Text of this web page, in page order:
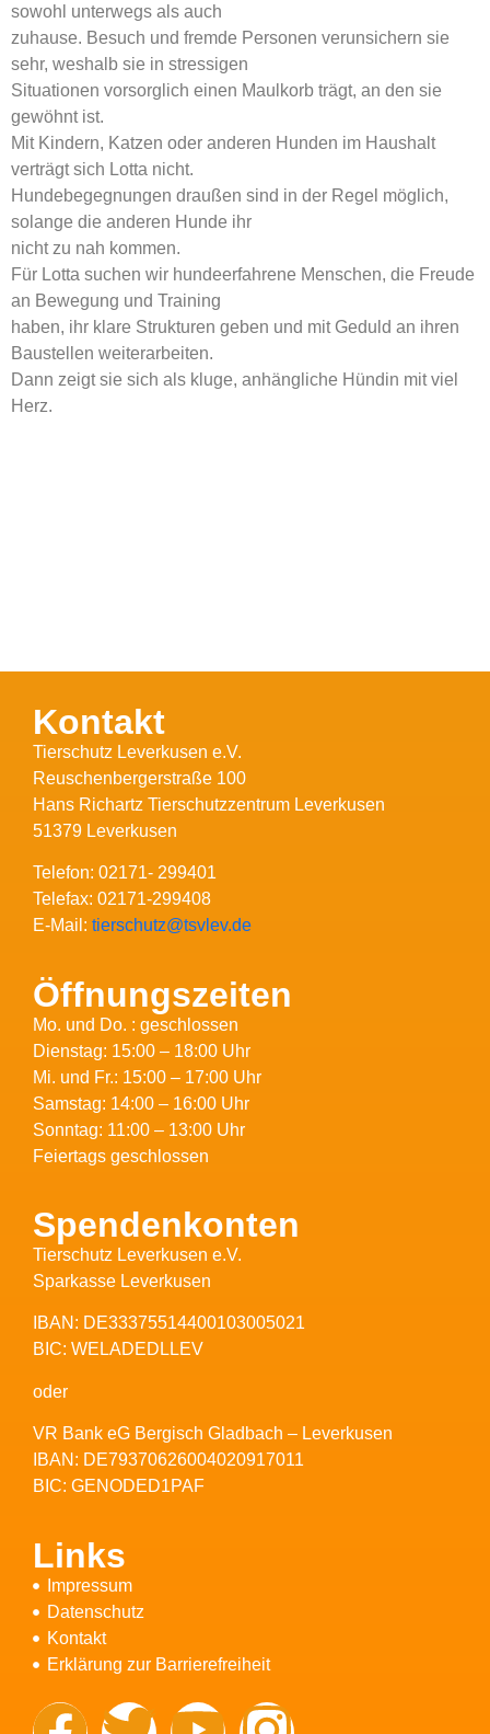
sowohl unterwegs als auch
zuhause. Besuch und fremde Personen verunsichern sie
sehr, weshalb sie in stressigen
Situationen vorsorglich einen Maulkorb trägt, an den sie
gewöhnt ist.
Mit Kindern, Katzen oder anderen Hunden im Haushalt
verträgt sich Lotta nicht.
Hundebegegnungen draußen sind in der Regel möglich,
solange die anderen Hunde ihr
nicht zu nah kommen.
Für Lotta suchen wir hundeerfahrene Menschen, die Freude
an Bewegung und Training
haben, ihr klare Strukturen geben und mit Geduld an ihren
Baustellen weiterarbeiten.
Dann zeigt sie sich als kluge, anhängliche Hündin mit viel
Herz.
Kontakt
Tierschutz Leverkusen e.V.
Reuschenbergerstraße 100
Hans Richartz Tierschutzzentrum Leverkusen
51379 Leverkusen
Telefon: 02171- 299401
Telefax: 02171-299408
E-Mail: tierschutz@tsvlev.de
Öffnungszeiten
Mo. und Do. : geschlossen
Dienstag: 15:00 – 18:00 Uhr
Mi. und Fr.: 15:00 – 17:00 Uhr
Samstag: 14:00 – 16:00 Uhr
Sonntag: 11:00 – 13:00 Uhr
Feiertags geschlossen
Spendenkonten
Tierschutz Leverkusen e.V.
Sparkasse Leverkusen
IBAN: DE33375514400103005021
BIC: WELADEDLLEV
oder
VR Bank eG Bergisch Gladbach – Leverkusen
IBAN: DE79370626004020917011
BIC: GENODED1PAF
Links
Impressum
Datenschutz
Kontakt
Erklärung zur Barrierefreiheit